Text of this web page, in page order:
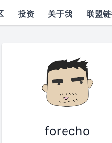
投资 关于我 联盟
forecho